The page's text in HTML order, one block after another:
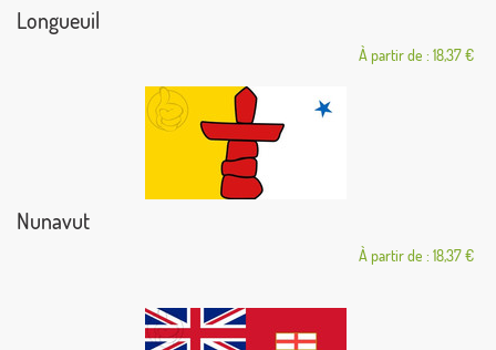
Longueuil
À partir de : 18,37 €
Nunavut
À partir de : 18,37 €